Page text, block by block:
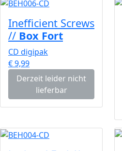
Inefficient Screws
// Box Fort
CD digipak
€ 9,99
Derzeit leider nicht
lieferbar